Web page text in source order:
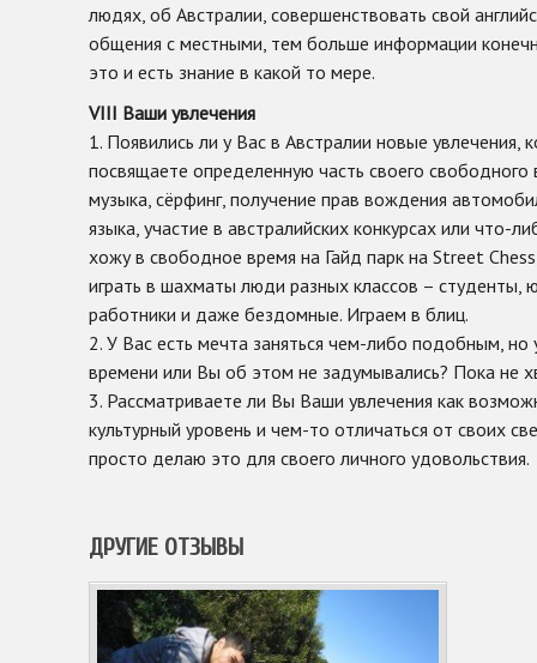
людях, об Австралии, совершенствовать свой
общения с местными, тем больше информации
это и есть знание в какой то мере.
VIII Ваши увлечения
1. Появились ли у Вас в Австралии новые увлечения,
посвящаете определенную часть своего свободного
музыка, сёрфинг, получение прав вождения
языка, участие в австралийских конкурсах или что-
хожу в свободное время на Гайд парк на Street
играть в шахматы люди разных классов – студенты,
работники и даже бездомные. Играем в блиц.
2. У Вас есть мечта заняться чем-либо подобным, но
времени или Вы об этом не задумывались? Пока не
3. Рассматриваете ли Вы Ваши увлечения как
культурный уровень и чем-то отличаться от своих
просто делаю это для своего личного удовольствия.
ДРУГИЕ ОТЗЫВЫ